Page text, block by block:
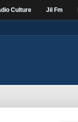
Culture Jil Fm